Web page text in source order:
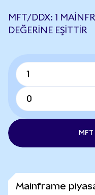
MFT/DDX: 1
DEĞERINE EŞITTIR
MFT
Mainframe